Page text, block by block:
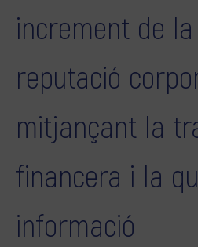
increment de
reputació
mitjançant la
financera i la
informació